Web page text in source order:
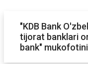
"KDB Bank
tijorat banklari
bank"